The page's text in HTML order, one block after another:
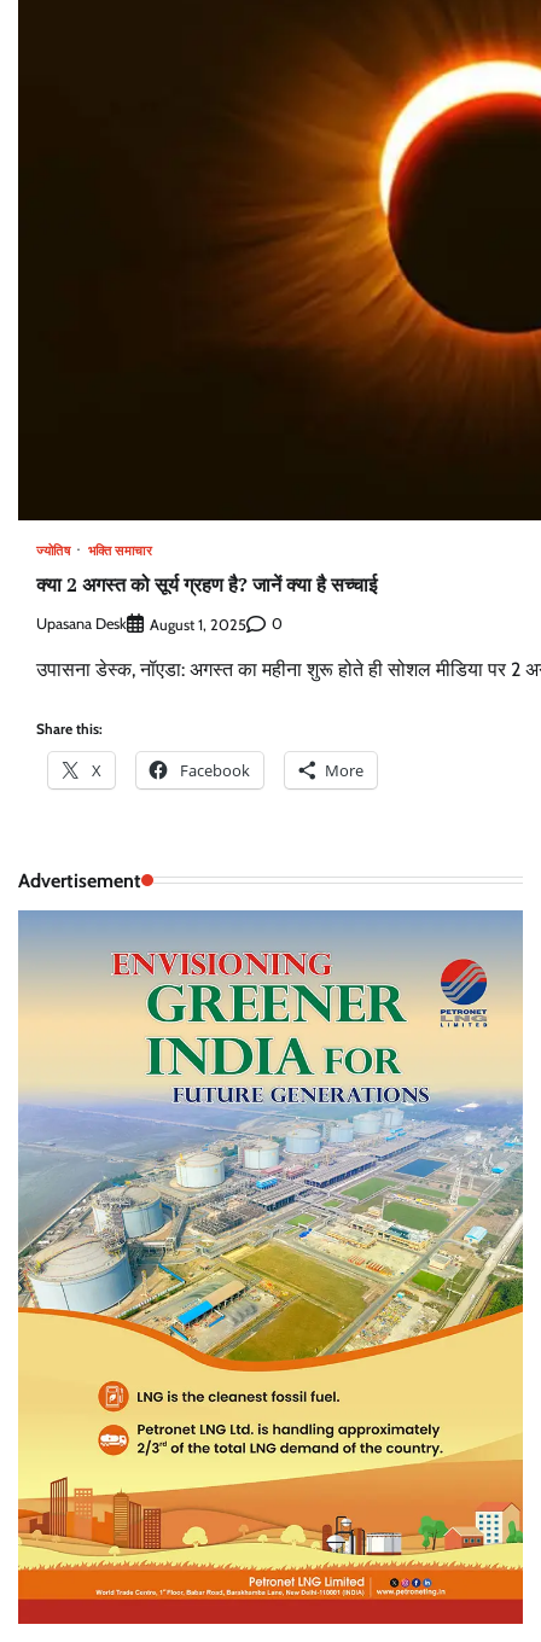
ज्योतिष भक्ति समाचार
क्या 2 अगस्त को सूर्य ग्रहण है? जानें क्या है सच्चाई
Upasana Desk August 1, 2025 0
उपासना डेस्क, नॉएडा: अगस्त का महीना शुरू होते ही सोशल मीडिया पर
Share this:
X Facebook More
Advertisement